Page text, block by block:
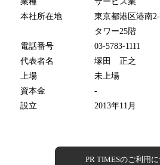
本社所在地
東京都港区港南
タワー25階
電話番号
03-5783-1111
代表者名
塚田 正之
上場
未上場
資本金
-
設立
2013年11月
PR TIMESのご利用